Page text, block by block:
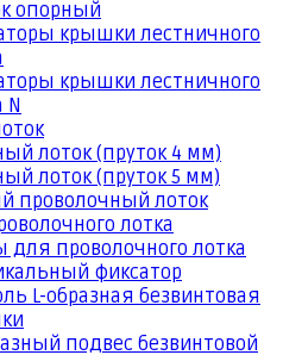
опорный
крышки лестничного
крышки лестничного
N
лоток (пруток 4 мм)
лоток (пруток 5 мм)
проволочный лоток
лотка
для проволочного лотка
фиксатор
L-образная безвинтовая
подвес безвинтовой